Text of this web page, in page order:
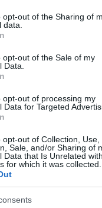
your visit or usage
consent to Google and its
for below specified
opt-out of the Sharing of
data.
opt-out of the Sale of my
Data.
opt-out of processing my
Data for Targeted
opt-out of Collection, Use,
Sale, and/or Sharing of
Data that Is Unrelated
for which it was collected.
sui viaggi urbani.
reportage su
come talismano